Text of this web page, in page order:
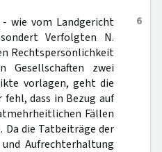
6
wie vom Landgericht
Verfolgten N.
Rechtspersönlichkeit
Gesellschaften zwei
vorlagen, geht die
dass in Bezug auf
Fällen
Da die Tatbeiträge der
Aufrechterhaltung